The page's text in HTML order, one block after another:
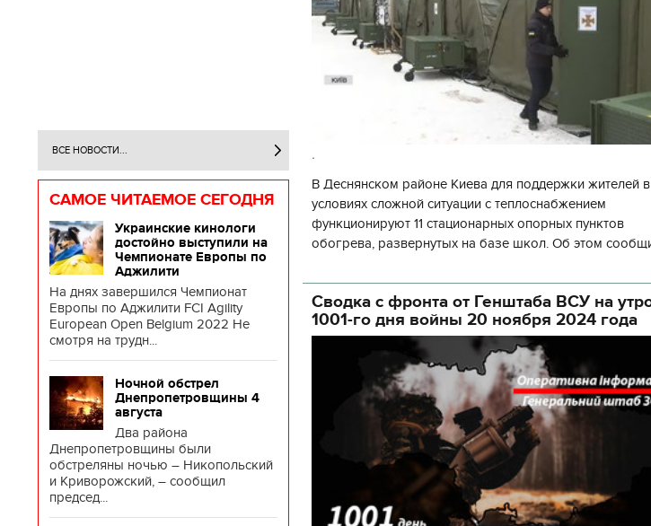
ВСЕ НОВОСТИ...
САМОЕ ЧИТАЕМОЕ СЕГОДНЯ
Украинские кинологи
достойно выступили на
Чемпионате Европы по
Аджилити
На днях завершился Чемпионат
Европы по Аджилити FCI Agility
European Open Belgium 2022 Не
смотря на трудн...
Ночной обстрел
Днепропетровщины 4
августа
Два района
Днепропетровщины были
обстреляны ночью – Никопольский
и Криворожский, – сообщил
председ...
.
В Деснянском районе Киева для поддержки жителей в
условиях сложной ситуации с теплоснабжением
функционируют 11 стационарных опорных пунктов
обогрева, развернутых на базе школ. Об этом
государственной а
Сводка с фронта от Генштаба ВСУ на
1001-го дня войны 20 ноября 2024 года